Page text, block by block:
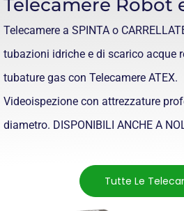
Telecamere Robot
Telecamere a SPINTA o
tubazioni idriche e di scarico acque
tubature gas con Telecamere ATEX.
Videoispezione con attrezzature
diametro. DISPONIBILI ANCHE A
Tutte Le